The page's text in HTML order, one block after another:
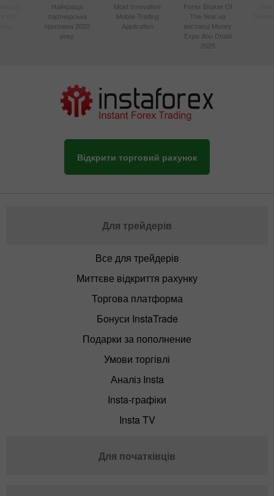
Найкраща
партнерська
програма 2020
року
Most Innovative
Mobile Trading
Application
Forex Broker Of
The Year на
виставці Money
Expo Abu Dhabi
2025
Відкрити торговий рахунок
Для трейдерів
Все для трейдерів
Миттєве відкриття рахунку
Торгова платформа
Бонуси InstaTrade
Подарки за пополнение
Умови торгівлі
Аналіз Insta
Insta-графіки
Insta TV
Для початківців